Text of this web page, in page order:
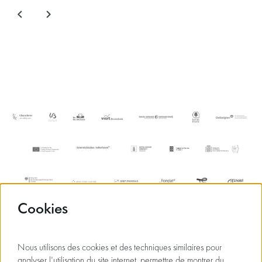
Cookies
Nous utilisons des cookies et des techniques similaires pour